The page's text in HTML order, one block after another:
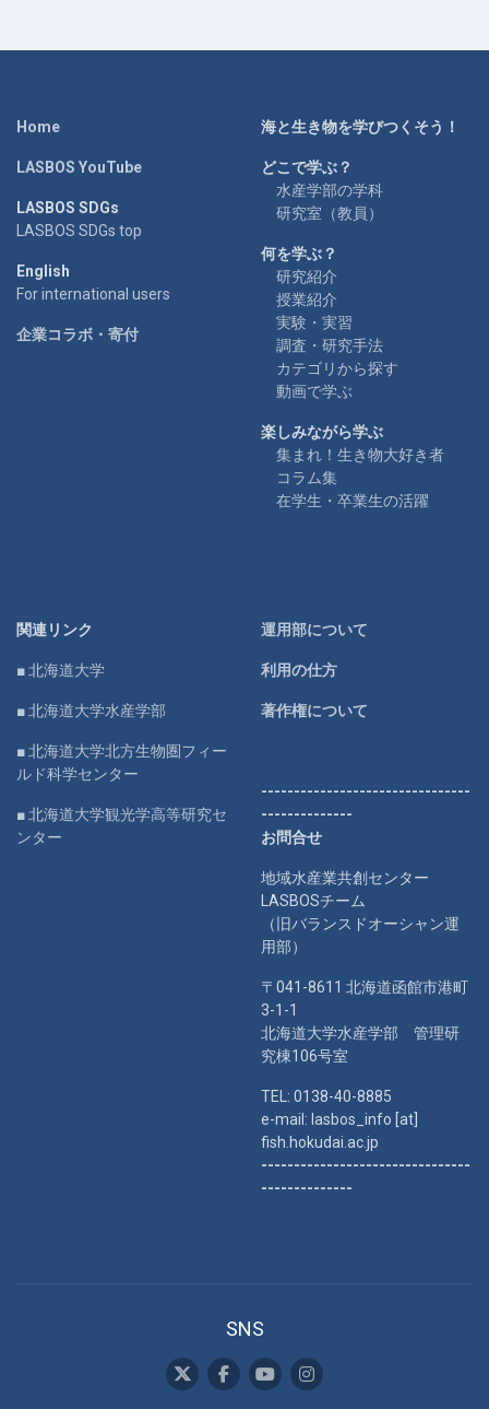
Home
LASBOS YouTube
LASBOS SDGs
LASBOS SDGs top
English
For international users
企業コラボ・寄付
海と生き物を学びつくそう！
どこで学ぶ？
水産学部の学科
研究室（教員）
何を学ぶ？
研究紹介
授業紹介
実験・実習
調査・研究手法
カテゴリから探す
動画で学ぶ
楽しみながら学ぶ
集まれ！生き物大好き者
コラム集
在学生・卒業生の活躍
関連リンク
■ 北海道大学
■ 北海道大学水産学部
■ 北海道大学北方生物圏フィー
ルド科学センター
■ 北海道大学観光学高等研究セ
ンター
運用部について
利用の仕方
著作権について
--------------------------------
--------------
お問合せ
地域水産業共創センター
LASBOSチーム
（旧バランスドオーシャン運
用部）
〒041-8611 北海道函館市港町
3-1-1
北海道大学水産学部 管理研
究棟106号室
TEL: 0138-40-8885
e-mail: lasbos_info [at]
fish.hokudai.ac.jp
--------------------------------
--------------
SNS